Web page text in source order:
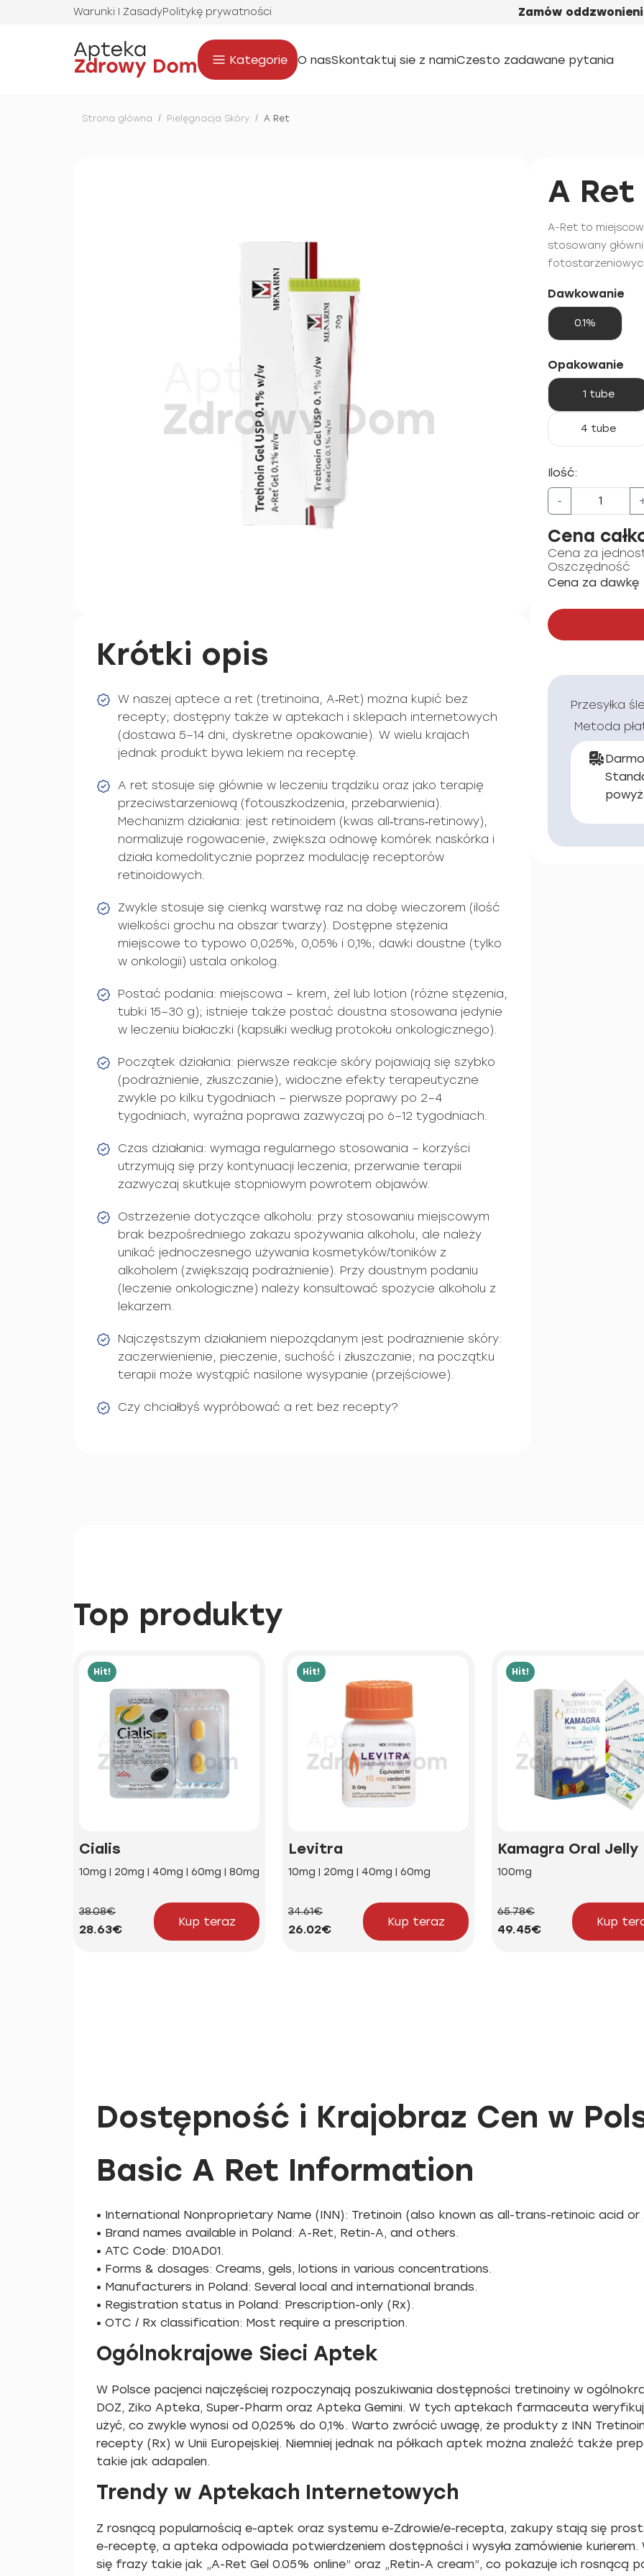
Warunki I ZasadyPolitykę prywatności Zamów
Kategorie O nasSkontaktuj sie z namiCzesto zadawane pytania
Strona główna / Pielęgnacja Skóry / A Ret
Krótki opis
W naszej aptece a ret (tretinoina, A‑Ret) można kupić bez
recepty; dostępny także w aptekach i sklepach internetowych
(dostawa 5–14 dni, dyskretne opakowanie). W wielu krajach
jednak produkt bywa lekiem na receptę.
A ret stosuje się głównie w leczeniu trądziku oraz jako terapię
przeciwstarzeniową (fotouszkodzenia, przebarwienia).
Mechanizm działania: jest retinoidem (kwas all‑trans‑retinowy),
normalizuje rogowacenie, zwiększa odnowę komórek naskórka i
działa komedolitycznie poprzez modulację receptorów
retinoidowych.
Zwykle stosuje się cienką warstwę raz na dobę wieczorem (ilość
wielkości grochu na obszar twarzy). Dostępne stężenia
miejscowe to typowo 0,025%, 0,05% i 0,1%; dawki doustne (tylko
w onkologii) ustala onkolog.
Postać podania: miejscowa – krem, żel lub lotion (różne stężenia,
tubki 15–30 g); istnieje także postać doustna stosowana jedynie
w leczeniu białaczki (kapsułki według protokołu onkologicznego).
Początek działania: pierwsze reakcje skóry pojawiają się szybko
(podrażnienie, złuszczanie), widoczne efekty terapeutyczne
zwykle po kilku tygodniach – pierwsze poprawy po 2–4
tygodniach, wyraźna poprawa zazwyczaj po 6–12 tygodniach.
Czas działania: wymaga regularnego stosowania – korzyści
utrzymują się przy kontynuacji leczenia; przerwanie terapii
zazwyczaj skutkuje stopniowym powrotem objawów.
Ostrzeżenie dotyczące alkoholu: przy stosowaniu miejscowym
brak bezpośredniego zakazu spożywania alkoholu, ale należy
unikać jednoczesnego używania kosmetyków/toników z
alkoholem (zwiększają podrażnienie). Przy doustnym podaniu
(leczenie onkologiczne) należy konsultować spożycie alkoholu z
lekarzem.
Najczęstszym działaniem niepożądanym jest podrażnienie skóry:
zaczerwienienie, pieczenie, suchość i złuszczanie; na początku
terapii może wystąpić nasilone wysypanie (przejściowe).
Czy chciałbyś wypróbować a ret bez recepty?
A Ret
A-Ret to
stosowany
Dawkowanie
0.1%
Opakowanie
1 tube
4 tube
Ilość:
-
Cena
Cena za
Oszczędność
Cena za dawkę
Przesyłka
Metoda
Top produkty
Hit!
Cialis
10mg | 20mg | 40mg | 60mg | 80mg
38.08€
28.63€
Kup teraz
Hit!
Levitra
10mg | 20mg | 40mg | 60mg
34.61€
26.02€
Kup teraz
Hit!
Kamagra Oral Jelly
100mg
65.78€
49.45€
Kup
Dostępność i Krajobraz Cen w
Basic A Ret Information
• International Nonproprietary Name (INN): Tretinoin (also known as all-trans-retinoic acid or
• Brand names available in Poland: A-Ret, Retin-A, and others.
• ATC Code: D10AD01.
• Forms & dosages: Creams, gels, lotions in various concentrations.
• Manufacturers in Poland: Several local and international brands.
• Registration status in Poland: Prescription-only (Rx).
• OTC / Rx classification: Most require a prescription.
Ogólnokrajowe Sieci Aptek
W Polsce pacjenci najczęściej rozpoczynają poszukiwania dostępności tretinoiny w
DOZ, Ziko Apteka, Super-Pharm oraz Apteka Gemini. W tych aptekach farmaceuta
użyć, co zwykle wynosi od 0,025% do 0,1%. Warto zwrócić uwagę, że produkty z INN
recepty (Rx) w Unii Europejskiej. Niemniej jednak na półkach aptek można znaleźć także
takie jak adapalen.
Trendy w Aptekach Internetowych
Z rosnącą popularnością e-aptek oraz systemu e-Zdrowie/e-recepta, zakupy stają się
e-receptę, a apteka odpowiada potwierdzeniem dostępności i wysyła zamówienie
się frazy takie jak „A-Ret Gel 0.05% online” oraz „Retin-A cream”, co pokazuje ich rosnącą